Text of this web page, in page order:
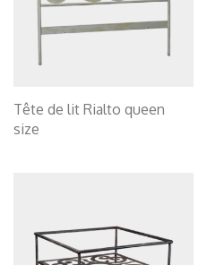
Tête de lit Rialto queen
size